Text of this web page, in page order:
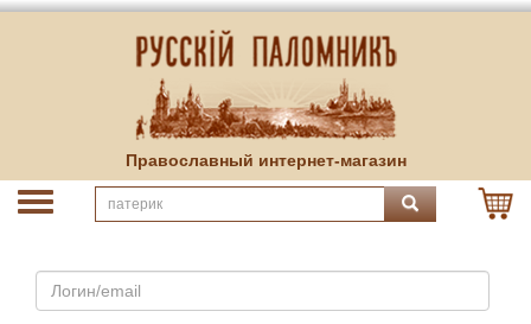
Православный интернет-магазин
Email